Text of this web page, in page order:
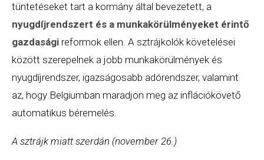
tüntetéseket tart a kormány által bevezetett, a
nyugdíjrendszert és a munkakörülményeket érintő
gazdasági reformok ellen. A sztrájkolók követelései
között szerepelnek a jobb munkakörülmények és
nyugdíjrendszer, igazságosabb adórendszer, valamint
az, hogy Belgiumban maradjon meg az inflációkövető
automatikus béremelés.
A sztrájk miatt szerdán (november 26.)